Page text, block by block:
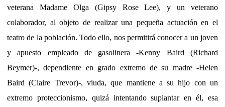
veterana Madame Olga (Gipsy Rose Lee), y un veterano
colaborador, al objeto de realizar una pequeña actuación en el
teatro de la población. Todo ello, nos permitirá conocer a un joven
y apuesto empleado de gasolinera -Kenny Baird (Richard
Beymer)-, dependiente en grado extremo de su madre -Helen
Baird (Claire Trevor)-, viuda, que mantiene a su hijo con un
extremo proteccionismo, quizá intentando suplantar en él, esa